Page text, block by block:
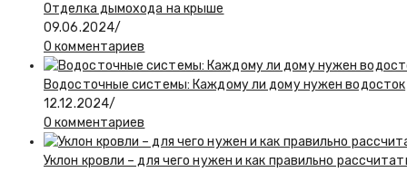
Отделка дымохода на крыше
09.06.2024/
0 комментариев
Водосточные системы: Каждому ли дому нужен водосток
12.12.2024/
0 комментариев
Уклон кровли – для чего нужен и как правильно